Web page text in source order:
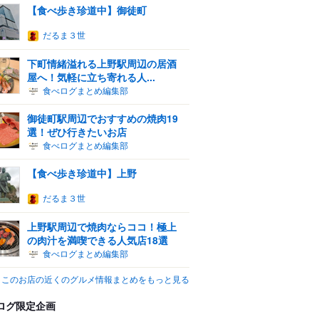
【食べ歩き珍道中】御徒町
だるま３世
下町情緒溢れる上野駅周辺の居酒
屋へ！気軽に立ち寄れる人...
食べログまとめ編集部
御徒町駅周辺でおすすめの焼肉19
選！ぜひ行きたいお店
食べログまとめ編集部
【食べ歩き珍道中】上野
だるま３世
上野駅周辺で焼肉ならココ！極上
の肉汁を満喫できる人気店18選
食べログまとめ編集部
このお店の近くのグルメ情報まとめをもっと見る
グ限定企画